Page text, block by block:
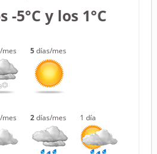
-5°C y los 1°C
mes 5días/mes
mes 2días/mes 1 día